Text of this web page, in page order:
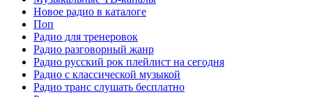
Новое радио в каталоге
Поп
Радио для тренеровок
Радио разговорный жанр
Радио русский рок плейлист на сегодня
Радио с классической музыкой
Радио транс слушать бесплатно